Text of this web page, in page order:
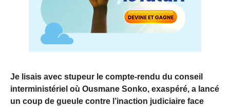
Je lisais avec stupeur le compte-rendu du conseil
interministériel où Ousmane Sonko, exaspéré, a lancé
un coup de gueule contre l’inaction judiciaire face